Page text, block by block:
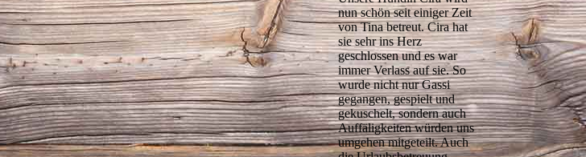
nun schön seit einiger Zeit
von Tina betreut. Cira hat
sie sehr ins Herz
geschlossen und es war
immer Verlass auf sie. So
wurde nicht nur Gassi
gegangen, gespielt und
gekuschelt, sondern auch
Auffäligkeiten würden uns
umgehen mitgeteilt. Auch